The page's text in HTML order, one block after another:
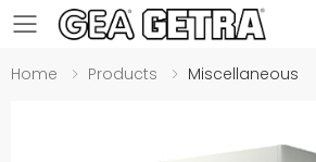
Toggle mobile menu
Home Products Miscellaneous